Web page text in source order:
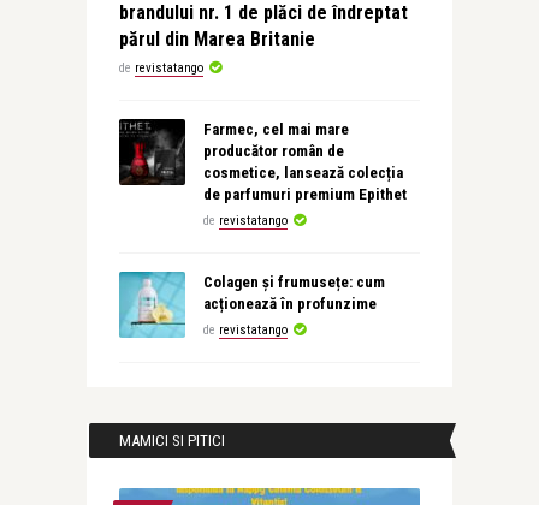
brandului nr. 1 de plăci de îndreptat
părul din Marea Britanie
de revistatango
Farmec, cel mai mare
producător român de
cosmetice, lansează colecția
de parfumuri premium Epithet
de revistatango
Colagen și frumusețe: cum
acționează în profunzime
de revistatango
MAMICI SI PITICI